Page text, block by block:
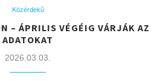
Közérdekű
– ÁPRILIS VÉGÉIG VÁRJÁK AZ
ADATOKAT
2026.03.03.